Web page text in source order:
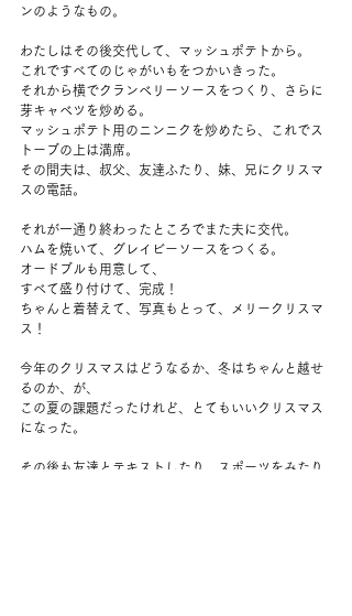
ンのようなもの。
わたしはその後交代して、マッシュポテトから。
これですべてのじゃがいもをつかいきった。
それから横でクランベリーソースをつくり、さらに
芽キャベツを炒める。
マッシュポテト用のニンニクを炒めたら、これでス
トーブの上は満席。
その間夫は、叔父、友達ふたり、妹、兄にクリスマ
スの電話。
それが一通り終わったところでまた夫に交代。
ハムを焼いて、グレイビーソースをつくる。
オードブルも用意して、
すべて盛り付けて、完成！
ちゃんと着替えて、写真もとって、メリークリスマ
ス！
今年のクリスマスはどうなるか、冬はちゃんと越せ
るのか、が、
この夏の課題だったけれど、とてもいいクリスマス
になった。
その後も友達とテキストしたり、スポーツをみたり